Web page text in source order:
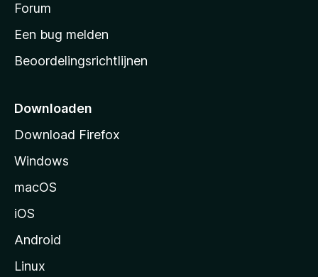
s
t
r
p
g
i
Forum
Een bug melden
Beoordelingsrichtlijnen
Downloaden
Download Firefox
Windows
macOS
iOS
Android
Linux